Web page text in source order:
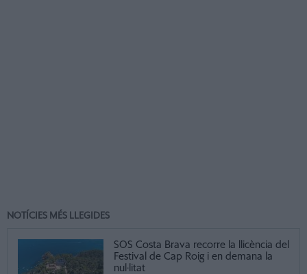
NOTÍCIES MÉS LLEGIDES
SOS Costa Brava recorre la llicència del
Festival de Cap Roig i en demana la
nul·litat